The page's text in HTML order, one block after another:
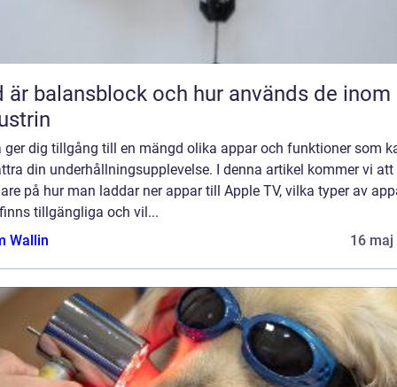
är balansblock och hur används de inom
ger dig tillgång till en mängd olika appar och funktioner som
din underhållningsupplevelse. I denna artikel kommer vi
på hur man laddar ner appar till Apple TV, vilka typer av
tillgängliga och vil...
Wallin
16 maj